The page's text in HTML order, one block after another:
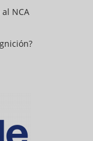
NCA